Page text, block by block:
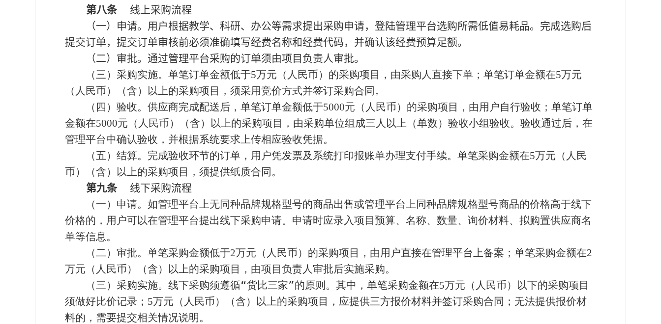
第八条
线上采购流程
（一）申请。用户根据教学、科研、办公等需求提出采购申请，登陆管理平台选购所需低值易耗品。完成选购后
提交订单，提交订单审核前必须准确填写经费名称和经费代码，并确认该经费预算足额。
（二）审批。通过管理平台采购的订单须由项目负责人审批。
（三）采购实施。单笔订单金额低于5万元（人民币）的采购项目，由采购人直接下单；单笔订单金额在5万元
（人民币）（含）以上的采购项目，须采用竞价方式并签订采购合同。
（四）验收。供应商完成配送后，单笔订单金额低于5000元（人民币）的采购项目，由用户自行验收；单笔订单
金额在5000元（人民币）（含）以上的采购项目，由采购单位组成三人以上（单数）验收小组验收。验收通过后，在
管理平台中确认验收，并根据系统要求上传相应验收凭据。
（五）结算。完成验收环节的订单，用户凭发票及系统打印报账单办理支付手续。单笔采购金额在5万元（人民
币）（含）以上的采购项目，须提供纸质合同。
第九条线下采购流程
（一）申请。如管理平台上无同种品牌规格型号的商品出售或管理平台上同种品牌规格型号商品的价格高于线下
价格的，用户可以在管理平台提出线下采购申请。申请时应录入项目预算、名称、数量、询价材料、拟购置供应商名
单等信息。
（二）审批。单笔采购金额低于2万元（人民币）的采购项目，由用户直接在管理平台上备案；单笔采购金额在2
万元（人民币）（含）以上的采购项目，由项目负责人审批后实施采购。
（三）采购实施。线下采购须遵循“货比三家”的原则。其中，单笔采购金额在5万元（人民币）以下的采购项目
须做好比价记录； 5万元（人民币）（含）以上的采购项目，应提供三方报价材料并签订采购合同；无法提供报价材
料的，需要提交相关情况说明。